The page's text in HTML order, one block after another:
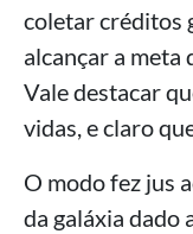
coletar créditos
alcançar a meta
Vale destacar
vidas, e claro
O modo fez jus
da galáxia dado